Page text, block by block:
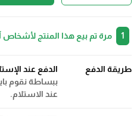
مرة تم بيع هذا المنتج لأشخاص
طريقة الدفع
الدفع عند
ببساطة نقوم
عند الاستلام.